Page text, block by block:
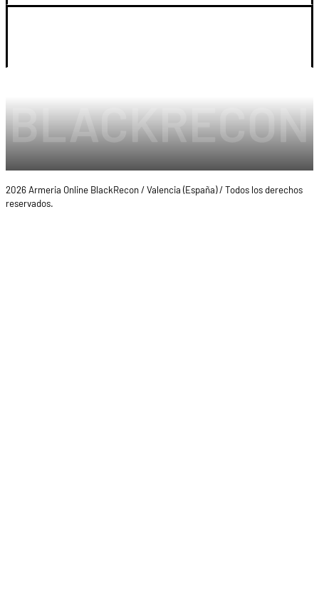
2026 Armeria Online BlackRecon / Valencia (España) / Todos los derechos
reservados.